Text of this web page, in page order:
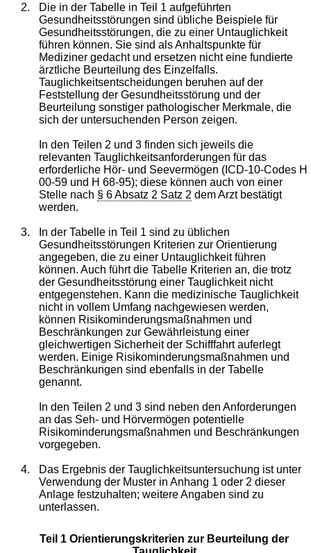
2.
Die in der Tabelle in Teil 1 aufgeführten
Gesundheitsstörungen sind übliche Beispiele für
Gesundheitsstörungen, die zu einer Untauglichkeit
führen können. Sie sind als Anhaltspunkte für
Mediziner gedacht und ersetzen nicht eine fundierte
ärztliche Beurteilung des Einzelfalls.
Tauglichkeitsentscheidungen beruhen auf der
Feststellung der Gesundheitsstörung und der
Beurteilung sonstiger pathologischer Merkmale, die
sich der untersuchenden Person zeigen.
In den Teilen 2 und 3 finden sich jeweils die
relevanten Tauglichkeitsanforderungen für das
erforderliche Hör- und Seevermögen (ICD-10-Codes H
00-59 und H 68-95); diese können auch von einer
Stelle nach § 6 Absatz 2 Satz 2 dem Arzt bestätigt
werden.
3.
In der Tabelle in Teil 1 sind zu üblichen
Gesundheitsstörungen Kriterien zur Orientierung
angegeben, die zu einer Untauglichkeit führen
können. Auch führt die Tabelle Kriterien an, die trotz
der Gesundheitsstörung einer Tauglichkeit nicht
entgegenstehen. Kann die medizinische Tauglichkeit
nicht in vollem Umfang nachgewiesen werden,
können Risikominderungsmaßnahmen und
Beschränkungen zur Gewährleistung einer
gleichwertigen Sicherheit der Schifffahrt auferlegt
werden. Einige Risikominderungsmaßnahmen und
Beschränkungen sind ebenfalls in der Tabelle
genannt.
In den Teilen 2 und 3 sind neben den Anforderungen
an das Seh- und Hörvermögen potentielle
Risikominderungsmaßnahmen und Beschränkungen
vorgegeben.
4.
Das Ergebnis der Tauglichkeitsuntersuchung ist unter
Verwendung der Muster in Anhang 1 oder 2 dieser
Anlage festzuhalten; weitere Angaben sind zu
unterlassen.
Teil 1 Orientierungskriterien zur Beurteilung der